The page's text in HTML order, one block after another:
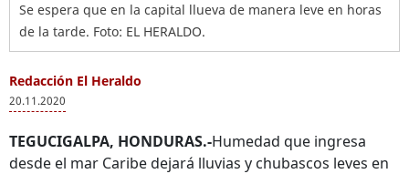
Se espera que en la capital llueva de manera leve en horas
de la tarde. Foto: EL HERALDO.
Redacción El Heraldo
20.11.2020
TEGUCIGALPA, HONDURAS.-Humedad que ingresa
desde el mar Caribe dejará lluvias y chubascos leves en